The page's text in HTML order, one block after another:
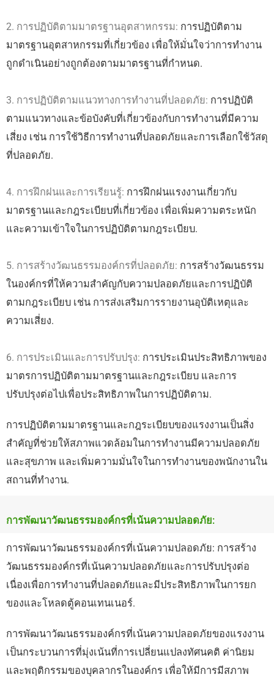
2. การปฏิบัติตามมาตรฐานอุตสาหกรรม: การปฏิบัติตาม
มาตรฐานอุตสาหกรรมที่เกี่ยวข้อง เพื่อให้มั่นใจว่าการทำงาน
ถูกดำเนินอย่างถูกต้องตามมาตรฐานที่กำหนด.
3. การปฏิบัติตามแนวทางการทำงานที่ปลอดภัย: การปฏิบัติ
ตามแนวทางและข้อบังคับที่เกี่ยวข้องกับการทำงานที่มีความ
เสี่ยง เช่น การใช้วิธีการทำงานที่ปลอดภัยและการเลือกใช้วัสดุ
ที่ปลอดภัย.
4. การฝึกฝนและการเรียนรู้: การฝึกฝนแรงงานเกี่ยวกับ
มาตรฐานและกฎระเบียบที่เกี่ยวข้อง เพื่อเพิ่มความตระหนัก
และความเข้าใจในการปฏิบัติตามกฎระเบียบ.
5. การสร้างวัฒนธรรมองค์กรที่ปลอดภัย: การสร้างวัฒนธรรม
ในองค์กรที่ให้ความสำคัญกับความปลอดภัยและการปฏิบัติ
ตามกฎระเบียบ เช่น การส่งเสริมการรายงานอุบัติเหตุและ
ความเสี่ยง.
6. การประเมินและการปรับปรุง: การประเมินประสิทธิภาพของ
มาตรการปฏิบัติตามมาตรฐานและกฎระเบียบ และการ
ปรับปรุงต่อไปเพื่อประสิทธิภาพในการปฏิบัติตาม.
การปฏิบัติตามมาตรฐานและกฎระเบียบของแรงงานเป็นสิ่ง
สำคัญที่ช่วยให้สภาพแวดล้อมในการทำงานมีความปลอดภัย
และสุขภาพ และเพิ่มความมั่นใจในการทำงานของพนักงานใน
สถานที่ทำงาน.
การพัฒนาวัฒนธรรมองค์กรที่เน้นความปลอดภัย:
การพัฒนาวัฒนธรรมองค์กรที่เน้นความปลอดภัย: การสร้าง
วัฒนธรรมองค์กรที่เน้นความปลอดภัยและการปรับปรุงต่อ
เนื่องเพื่อการทำงานที่ปลอดภัยและมีประสิทธิภาพในการยก
ของและโหลดตู้คอนเทนเนอร์.
การพัฒนาวัฒนธรรมองค์กรที่เน้นความปลอดภัยของแรงงาน
เป็นกระบวนการที่มุ่งเน้นที่การเปลี่ยนแปลงทัศนคติ ค่านิยม
และพฤติกรรมของบุคลากรในองค์กร เพื่อให้มีการมีสภาพ